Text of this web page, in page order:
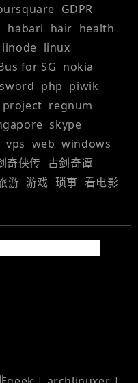
GDPR
habari hair health
linode linux
for SG nokia
php piwik
project regnum
skype
vps web windows
奇侠传 古剑奇谭
游 游戏 琐事 看电影